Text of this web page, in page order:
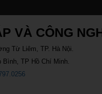
VÀ CÔNG
Từ Liêm, TP. Hà Nội.
TP Hồ Chí Minh.